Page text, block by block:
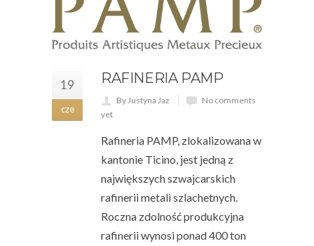
19
cze
RAFINERIA PAMP
By Justyna Jaz
No comments
yet
Rafineria PAMP, zlokalizowana w
kantonie Ticino, jest jedną z
największych szwajcarskich
rafinerii metali szlachetnych.
Roczna zdolność produkcyjna
rafinerii wynosi ponad 400 ton